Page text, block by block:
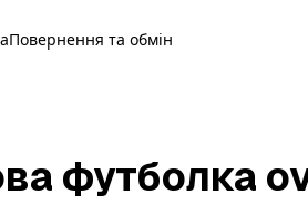
Повернення та обмін
футболка